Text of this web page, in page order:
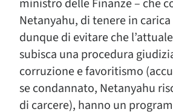
ministro delle Finanze – che
Netanyahu, di tenere in
dunque di evitare che
subisca una procedura
corruzione e favoritismo
se condannato, Netanyahu
di carcere), hanno un